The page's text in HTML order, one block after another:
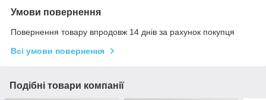
Умови повернення
Повернення товару впродовж 14 днів за рахунок покупця
Всі умови повернення
Подібні товари компанії